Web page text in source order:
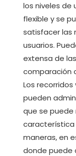
los niveles de
flexible y se
satisfacer las
usuarios.
extensa de
comparación
Los
pueden
que se puede
característica
maneras, en
donde puede